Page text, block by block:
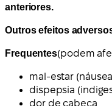
anteriores.
Outros efeitos
Frequentes(podem
mal-estar
dispepsia
dor de cabeça